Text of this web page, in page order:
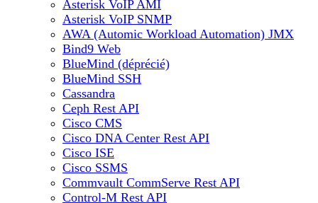
Asterisk VoIP AMI
Asterisk VoIP SNMP
AWA (Automic Workload Automation) JMX
Bind9 Web
BlueMind (déprécié)
BlueMind SSH
Cassandra
Ceph Rest API
Cisco CMS
Cisco DNA Center Rest API
Cisco ISE
Cisco SSMS
Commvault CommServe Rest API
Control-M Rest API